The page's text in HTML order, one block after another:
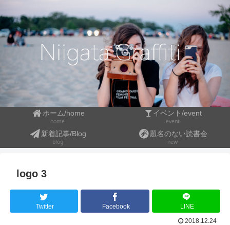
ホーム/home
home
イベント/event
event
新着記事/Blog
blog
題名のない読書会
new
logo 3
Twitter Facebook
LINE
2018.12.24